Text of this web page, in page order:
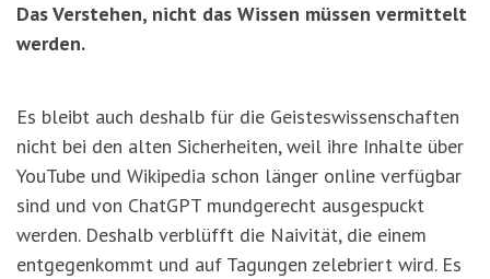
Das Verstehen, nicht das Wissen müssen vermittelt
werden.
Es bleibt auch deshalb für die Geisteswissenschaften
nicht bei den alten Sicherheiten, weil ihre Inhalte über
YouTube und Wikipedia schon länger online verfügbar
sind und von ChatGPT mundgerecht ausgespuckt
werden. Deshalb verblüfft die Naivität, die einem
entgegenkommt und auf Tagungen zelebriert wird. Es